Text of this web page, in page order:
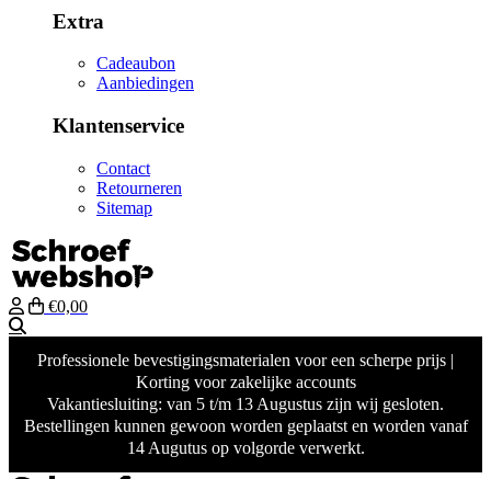
Extra
Cadeaubon
Aanbiedingen
Klantenservice
Contact
Retourneren
Sitemap
€0,00
Professionele bevestigingsmaterialen voor een scherpe prijs |
Korting voor zakelijke accounts
Vakantiesluiting: van 5 t/m 13 Augustus zijn wij gesloten.
Bestellingen kunnen gewoon worden geplaatst en worden vanaf
14 Augutus op volgorde verwerkt.